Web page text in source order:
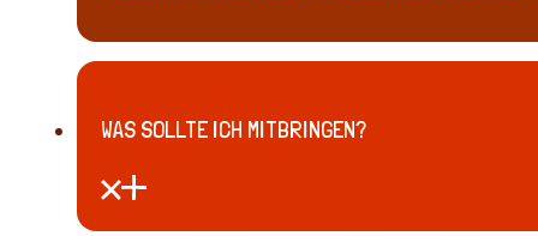
WAS SOLLTE ICH MITBRINGEN?